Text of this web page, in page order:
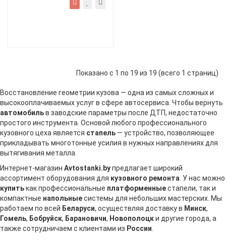
Показано с 1 по 19 из 19 (всего 1 страниц)
Восстановление геометрии кузова — одна из самых сложных и
высокооплачиваемых услуг в сфере автосервиса. Чтобы вернуть
автомобильв заводские параметры после ДТП, недостаточно
простого инструмента. Основой любого профессионального
кузовного цеха является стапель — устройство, позволяющее
прикладывать многотонные усилия в нужных направлениях для
вытягивания металла.
Интернет-магазин Avtostanki.byпредлагает широкий
ассортимент оборудования для кузовного ремонта . У нас можно
купитькак профессиональные платформенныестапели, так и
компактные напольныесистемы для небольших мастерских. Мы
работаем по всей Беларуси, осуществляя доставку в Минск,
Гомель, Бобруйск, Барановичи, Новополоцки другие города, а
также сотрудничаем с клиентами из России